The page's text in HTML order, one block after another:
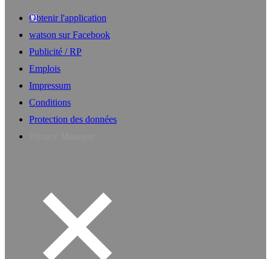
Obtenir l'application
watson sur Facebook
Publicité / RP
Emplois
Impressum
Conditions
Protection des données